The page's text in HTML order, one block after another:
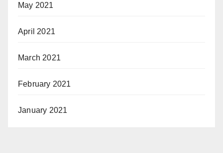
May 2021
April 2021
March 2021
February 2021
January 2021